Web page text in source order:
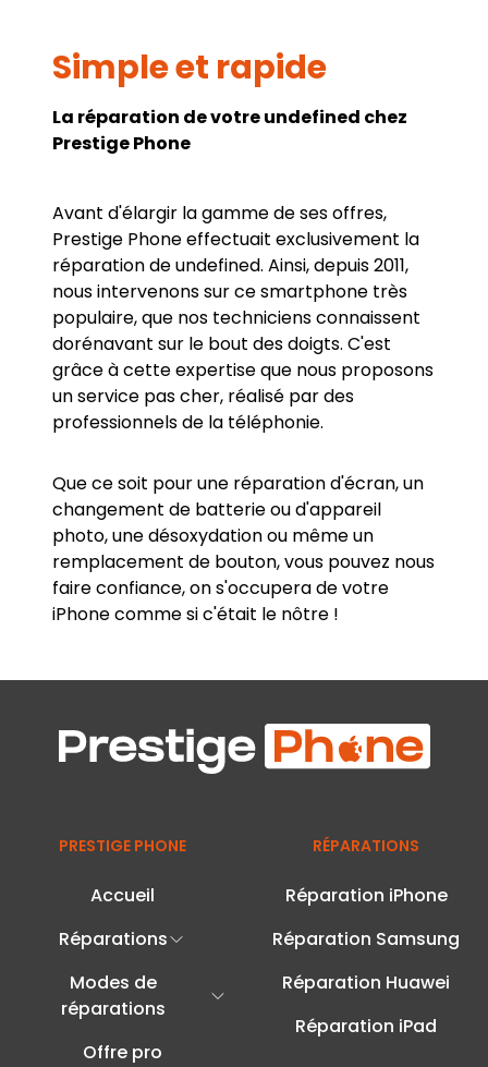
Simple et rapide
La réparation de votreundefined chez
Prestige Phone
Avant d'élargir la gamme de ses offres,
Prestige Phone effectuait exclusivement la
réparation deundefined. Ainsi, depuis 2011,
nous intervenons sur ce smartphone très
populaire, que nos techniciens connaissent
dorénavant sur le bout des doigts. C'est
grâce à cette expertise que nous proposons
un service pas cher, réalisé par des
professionnels de la téléphonie.
Que ce soit pour une réparation d'écran, un
changement de batterie ou d'appareil
photo, une désoxydation ou même un
remplacement de bouton, vous pouvez nous
faire confiance, on s'occupera de votre
iPhone comme si c'était le nôtre !
PRESTIGE PHONE
Accueil
Réparations
Modes de
réparations
Offre pro
RÉPARATIONS
Réparation iPhone
Réparation Samsung
Réparation Huawei
Réparation iPad